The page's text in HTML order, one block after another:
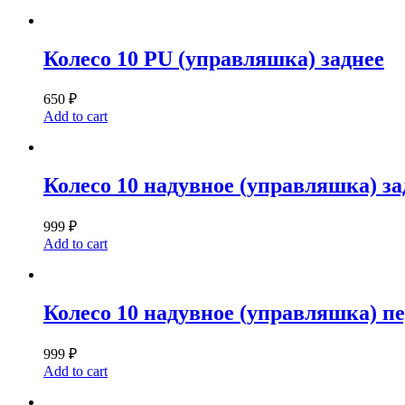
Колесо 10 PU (управляшка) заднее
650 ₽
Add to cart
Колесо 10 надувное (управляшка)
999 ₽
Add to cart
Колесо 10 надувное (управляшка)
999 ₽
Add to cart